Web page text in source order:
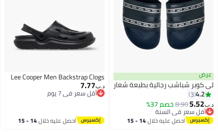
عرض
لي كوبر شباشب رجالية بطبعة شعار
4.2
3
د.ب‏5.52
8.90خصم 37%
أقل سعر في السنة
أقل سعر في السنة
احصل عليه خلال 14 - 15
Lee Cooper Men Backstrap Clogs
د.ب‏7.77
أقل سعر في 7 يوم
أقل سعر في 7 يوم
احصل عليه خلال 14 - 15